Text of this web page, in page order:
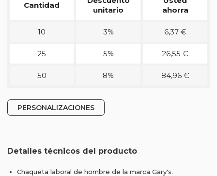
Cantidad
unitario
ahorra
10 3% 6,37 €
25 5% 26,55 €
50 8% 84,96 €
PERSONALIZACIONES
Detalles técnicos del producto
Chaqueta laboral de hombre de la marca Gary's.